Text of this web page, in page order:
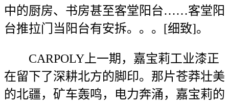
中的厨房、书房甚至客堂阳台……客堂阳
台推拉门当阳台有安拆。。。[细致]。
CARPOLY上一期，嘉宝莉工业漆正
在留下了深耕北方的脚印。那片苍莽壮美
的北疆，矿车轰鸣，电力奔涌，嘉宝莉的